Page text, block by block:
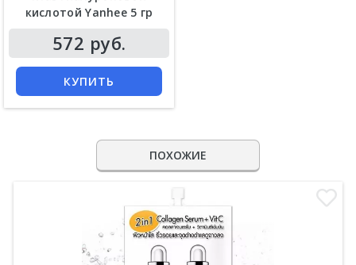
кислотой Yanhee 5 гр
572 руб.
КУПИТЬ
ПОХОЖИЕ